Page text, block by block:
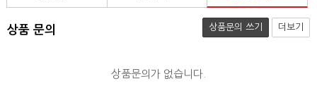
상품 문의 상품문의 쓰기 더보기
상품문의가 없습니다.